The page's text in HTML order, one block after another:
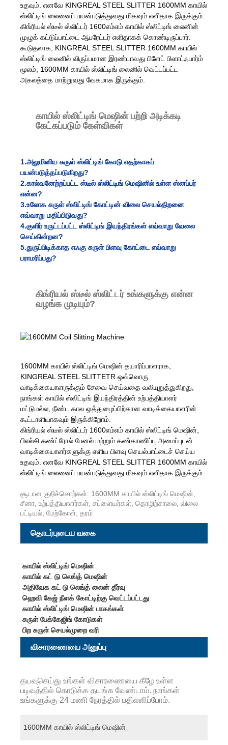
உதவும். எனவே KINGREAL STEEL SLITTER 1600MM காயில்
ஸ்லிட்டிங் லைனைப் பயன்படுத்துவது மிகவும் எளிதாக இருக்கும்.
கிங்ரியல் ஸ்டீல் ஸ்லிட்டர் 1600எம்எம் காயில் ஸ்லிட்டிங் லைனின்
முழுக் கட்டுப்பாட்டை ஆபரேட்டர் எளிதாகக் கொண்டிருப்பார்.
கூடுதலாக, KINGREAL STEEL SLITTER 1600MM காயில்
ஸ்லிட்டிங் லைனில் விருப்பமான இரண்டாவது பிளேட் பிளாட்ஃபார்ம்
மூலம், 1600MM காயில் ஸ்லிட்டிங் லைனில் வெட்டப்பட்ட
அகலத்தை மாற்றுவது வேகமாக இருக்கும்.
காயில் ஸ்லிட்டிங் மெஷின் பற்றி அடிக்கடி
கேட்கப்படும் கேள்விகள்
1.அலுமினிய சுருள் ஸ்லிட்டிங் கோடு எதற்காகப்
பயன்படுத்தப்படுகிறது?
2.கால்வனேற்றப்பட்ட ஸ்டீல் ஸ்லிட்டிங் மெஷினில் உள்ள ஸ்னப்பர்
என்ன?
3.உலோக சுருள் ஸ்லிட்டிங் கோட்டின் விலை செயல்திறனை
எவ்வாறு மதிப்பிடுவது?
4.குளிர் உருட்டப்பட்ட ஸ்லிட்டிங் இயந்திரங்கள் எவ்வாறு வேலை
செய்கின்றன?
5.துருப்பிடிக்காத எஃகு சுருள் பிளவு கோட்டை எவ்வாறு
பராமரிப்பது?
கிங்ரியல் ஸ்டீல் ஸ்லிட்டர் உங்களுக்கு என்ன
வழங்க முடியும்?
1600MM காயில் ஸ்லிட்டிங் மெஷின் தயாரிப்பாளராக,
KINGREAL STEEL SLITTETR ஒவ்வொரு
வாடிக்கையாளருக்கும் சேவை செய்வதை வலியுறுத்துகிறது,
நாங்கள் காயில் ஸ்லிட்டிங் இயந்திரத்தின் உற்பத்தியாளர்
மட்டுமல்ல, நீண்ட கால ஒத்துழைப்பிற்கான வாடிக்கையாளரின்
கூட்டாளியாகவும் இருக்கிறோம்.
கிங்ரியல் ஸ்டீல் ஸ்லிட்டர் 1600எம்எம் காயில் ஸ்லிட்டிங் மெஷின்,
பிஎல்சி கண்ட்ரோல் பேனல் மற்றும் கண்காணிப்பு அமைப்புடன்
வாடிக்கையாளர்களுக்கு எளிய பிளவு செயல்பாட்டைச் செய்ய
உதவும். எனவே KINGREAL STEEL SLITTER 1600MM காயில்
ஸ்லிட்டிங் லைனைப் பயன்படுத்துவது மிகவும் எளிதாக இருக்கும்.
சூடான குறிச்சொற்கள்: 1600MM காயில் ஸ்லிட்டிங் மெஷின்,
சீனா, உற்பத்தியாளர்கள், சப்ளையர்கள், தொழிற்சாலை, விலை
பட்டியல், மேற்கோள், தரம்
தொடர்புடைய வகை
காயில் ஸ்லிட்டிங் மெஷின்
காயில் கட் டு லெங்த் மெஷின்
அதிவேக கட் டு லெங்த் லைன் தீர்வு
ஹெவி கேஜ் நீளக் கோட்டிற்கு வெட்டப்பட்டது
காயில் ஸ்லிட்டிங் மெஷின் பாகங்கள்
சுருள் பேக்கேஜிங் கோடுகள்
பிற சுருள் செயல்முறை வரி
விசாரணையை அனுப்பு
தயவுசெய்து உங்கள் விசாரணையை கீழே உள்ள
படிவத்தில் கொடுக்க தயங்க வேண்டாம். நாங்கள்
உங்களுக்கு 24 மணி நேரத்தில் பதிலளிப்போம்.